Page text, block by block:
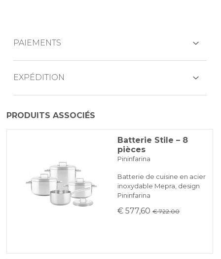
PAIEMENTS
KLARNA
EXPÉDITION
à 5 jours ouvrables par courrier express BRT.
d'approvisionnement en matières
premières, il peut y avoir des retards, qui
seront communiqués rapidement par email.
PRODUITS ASSOCIÉS
Batterie Stile – 8
pièces
Pininfarina
Batterie de cuisine en acier
inoxydable Mepra, design
Pininfarina
€ 577,60 € 722.00